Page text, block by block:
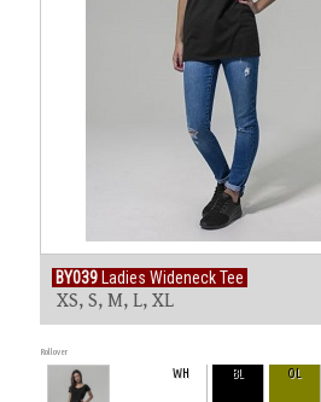
BY039 Ladies Wideneck Tee
XS, S, M, L, XL
Rollover
WH BL OL